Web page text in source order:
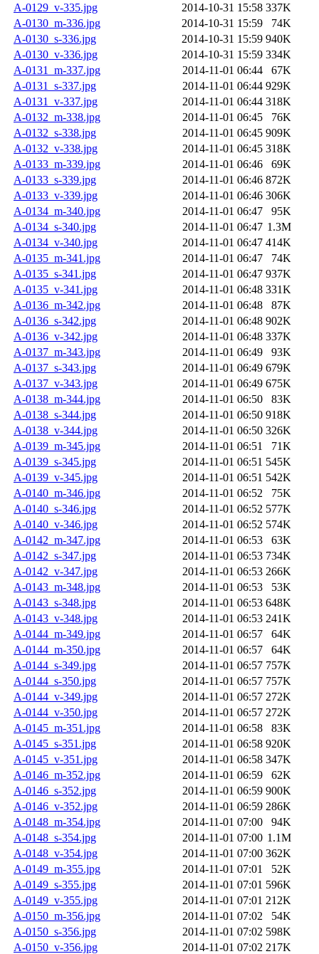
A-0129_v-335.jpg
2014-10-31 15:58 337K
A-0130_m-336.jpg
2014-10-31 15:59
74K
A-0130_s-336.jpg
2014-10-31 15:59 940K
A-0130_v-336.jpg
2014-10-31 15:59 334K
A-0131_m-337.jpg
2014-11-01 06:44
67K
A-0131_s-337.jpg
2014-11-01 06:44 929K
A-0131_v-337.jpg
2014-11-01 06:44 318K
A-0132_m-338.jpg
2014-11-01 06:45
76K
A-0132_s-338.jpg
2014-11-01 06:45 909K
A-0132_v-338.jpg
2014-11-01 06:45 318K
A-0133_m-339.jpg
2014-11-01 06:46
69K
A-0133_s-339.jpg
2014-11-01 06:46 872K
A-0133_v-339.jpg
2014-11-01 06:46 306K
A-0134_m-340.jpg
2014-11-01 06:47
95K
A-0134_s-340.jpg
2014-11-01 06:47 1.3M
A-0134_v-340.jpg
2014-11-01 06:47 414K
A-0135_m-341.jpg
2014-11-01 06:47
74K
A-0135_s-341.jpg
2014-11-01 06:47 937K
A-0135_v-341.jpg
2014-11-01 06:48 331K
A-0136_m-342.jpg
2014-11-01 06:48
87K
A-0136_s-342.jpg
2014-11-01 06:48 902K
A-0136_v-342.jpg
2014-11-01 06:48 337K
A-0137_m-343.jpg
2014-11-01 06:49
93K
A-0137_s-343.jpg
2014-11-01 06:49 679K
A-0137_v-343.jpg
2014-11-01 06:49 675K
A-0138_m-344.jpg
2014-11-01 06:50
83K
A-0138_s-344.jpg
2014-11-01 06:50 918K
A-0138_v-344.jpg
2014-11-01 06:50 326K
A-0139_m-345.jpg
2014-11-01 06:51
71K
A-0139_s-345.jpg
2014-11-01 06:51 545K
A-0139_v-345.jpg
2014-11-01 06:51 542K
A-0140_m-346.jpg
2014-11-01 06:52
75K
A-0140_s-346.jpg
2014-11-01 06:52 577K
A-0140_v-346.jpg
2014-11-01 06:52 574K
A-0142_m-347.jpg
2014-11-01 06:53
63K
A-0142_s-347.jpg
2014-11-01 06:53 734K
A-0142_v-347.jpg
2014-11-01 06:53 266K
A-0143_m-348.jpg
2014-11-01 06:53
53K
A-0143_s-348.jpg
2014-11-01 06:53 648K
A-0143_v-348.jpg
2014-11-01 06:53 241K
A-0144_m-349.jpg
2014-11-01 06:57
64K
A-0144_m-350.jpg
2014-11-01 06:57
64K
A-0144_s-349.jpg
2014-11-01 06:57 757K
A-0144_s-350.jpg
2014-11-01 06:57 757K
A-0144_v-349.jpg
2014-11-01 06:57 272K
A-0144_v-350.jpg
2014-11-01 06:57 272K
A-0145_m-351.jpg
2014-11-01 06:58
83K
A-0145_s-351.jpg
2014-11-01 06:58 920K
A-0145_v-351.jpg
2014-11-01 06:58 347K
A-0146_m-352.jpg
2014-11-01 06:59
62K
A-0146_s-352.jpg
2014-11-01 06:59 900K
A-0146_v-352.jpg
2014-11-01 06:59 286K
A-0148_m-354.jpg
2014-11-01 07:00
94K
A-0148_s-354.jpg
2014-11-01 07:00 1.1M
A-0148_v-354.jpg
2014-11-01 07:00 362K
A-0149_m-355.jpg
2014-11-01 07:01
52K
A-0149_s-355.jpg
2014-11-01 07:01 596K
A-0149_v-355.jpg
2014-11-01 07:01 212K
A-0150_m-356.jpg
2014-11-01 07:02
54K
A-0150_s-356.jpg
2014-11-01 07:02 598K
A-0150_v-356.jpg
2014-11-01 07:02 217K